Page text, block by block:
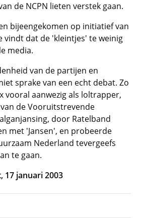
de NCPN lieten verstek gaan.
bijeengekomen op initiatief van
vindt dat de 'kleintjes' te weinig
media.
van de partijen en
sprake van een echt debat. Zo
vooral aanwezig als loltrapper,
de Vooruitstrevende
door Ratelband
met 'Jansen', en probeerde
Nederland tevergeefs
te gaan.
17 januari 2003